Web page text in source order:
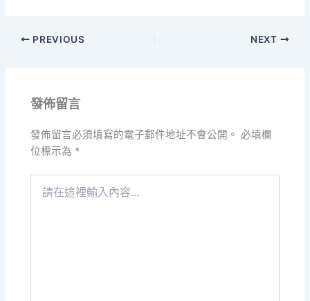
PREVIOUS NEXT
發佈留言
發佈留言必須填寫的電子郵件地址不會公開。 必填欄
位標示為 *